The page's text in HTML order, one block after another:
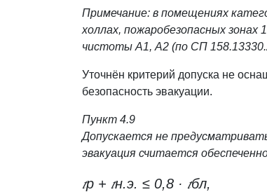
Примечание: в помещениях
холлах, пожаробезопасных
чистоты А1, А2 (по СП
Уточнён критерий допуска не
безопасность эвакуации.
Пункт 4.9
Допускается не
эвакуация считается
𝑡р + 𝑡н.э. ≤ 0,8 · 𝑡бл,